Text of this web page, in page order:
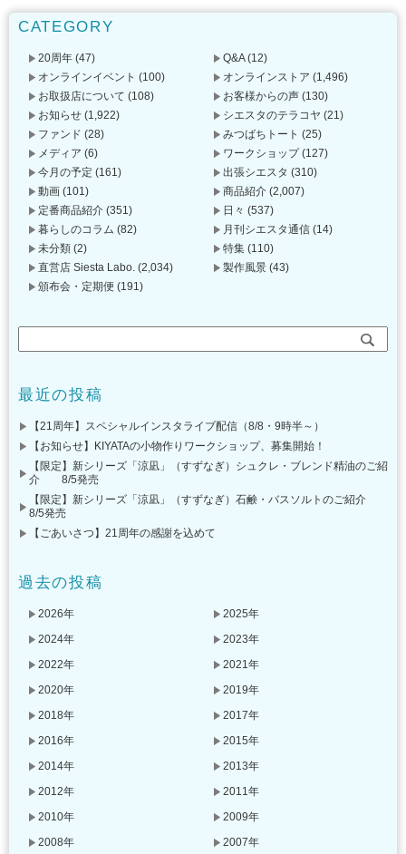
CATEGORY
20周年 (47) Q&A(12)
オンラインイベント (100) オンラインストア (1,496)
お取扱店について (108) お客様からの声 (130)
お知らせ (1,922) シエスタのテラコヤ (21)
ファンド (28) みつばちトート (25)
メディア (6) ワークショップ(127)
今月の予定 (161) 出張シエスタ (310)
動画 (101) 商品紹介 (2,007)
定番商品紹介 (351) 日々 (537)
暮らしのコラム (82) 月刊シエスタ通信 (14)
未分類 (2) 特集 (110)
直営店 Siesta Labo. (2,034) 製作風景 (43)
頒布会・定期便 (191)
最近の投稿
【21周年】スペシャルインスタライブ配信（8/8・9時半～）
【お知らせ】KIYATAの小物作りワークショップ、募集開始！
【限定】新シリーズ「涼凪」（すずなぎ）シュクレ・ブレンド精油のご紹
介 8/5発売
【限定】新シリーズ「涼凪」（すずなぎ）石鹸・バスソルトのご紹介
8/5発売
【ごあいさつ】21周年の感謝を込めて
過去の投稿
2026年
2025年
2024年
2023年
2022年
2021年
2020年
2019年
2018年
2017年
2016年
2015年
2014年
2013年
2012年
2011年
2010年
2009年
2008年
2007年